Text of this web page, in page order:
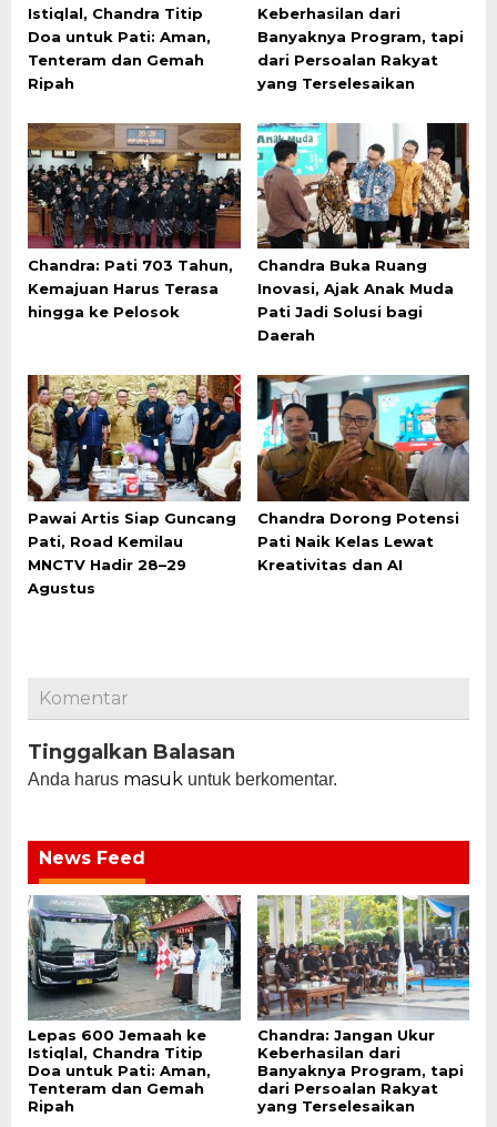
Istiqlal, Chandra Titip
Doa untuk Pati: Aman,
Tenteram dan Gemah
Ripah
Keberhasilan dari
Banyaknya Program, tapi
dari Persoalan Rakyat
yang Terselesaikan
Chandra: Pati 703 Tahun,
Kemajuan Harus Terasa
hingga ke Pelosok
Chandra Buka Ruang
Inovasi, Ajak Anak Muda
Pati Jadi Solusi bagi
Daerah
Pawai Artis Siap Guncang
Pati, Road Kemilau
MNCTV Hadir 28–29
Agustus
Chandra Dorong Potensi
Pati Naik Kelas Lewat
Kreativitas dan AI
Komentar
Tinggalkan Balasan
Anda harus masuk untuk berkomentar.
News Feed
Lepas 600 Jemaah ke
Istiqlal, Chandra Titip
Doa untuk Pati: Aman,
Tenteram dan Gemah
Ripah
Chandra: Jangan Ukur
Keberhasilan dari
Banyaknya Program, tapi
dari Persoalan Rakyat
yang Terselesaikan